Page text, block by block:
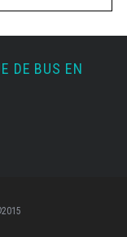
DE BUS EN